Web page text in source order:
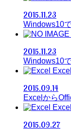
2015.11.23
Windows10
2015.11.23
Windows10
Excel
2015.09.14
Excelから
Excel
2015.09.27